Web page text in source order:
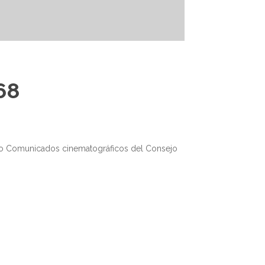
Comunicados cinematográficos del Consejo